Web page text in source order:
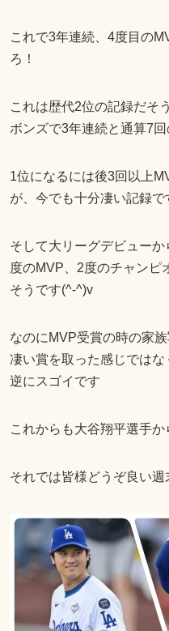
これで3年連続、4度目の
ろ！
これは歴代2位の記録だそ
ボンズで3年連続と通算7
1位になるには後3回以上
が、今でも十分凄い記録で
そして大リーグデビュー
度のMVP、2度のチャンピ
そうです(^-^)v
なのにMVP受賞の時の家
凄い賞を取った感じではな
逆にスゴイです
これからも大谷翔平選手か
それでは皆様どうぞ良い